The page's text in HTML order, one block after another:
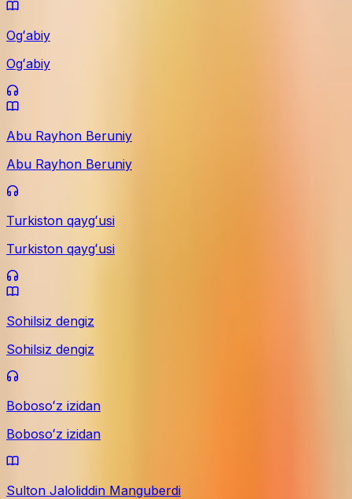
Ogʻabiy
Ogʻabiy
Abu Rayhon Beruniy
Abu Rayhon Beruniy
Turkiston qaygʻusi
Turkiston qaygʻusi
Sohilsiz dengiz
Sohilsiz dengiz
Bobosoʻz izidan
Bobosoʻz izidan
Sulton Jaloliddin Manguberdi